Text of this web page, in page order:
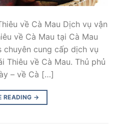
về Cà Mau Dịch vụ vận
về Cà Mau tại Cà Mau
cung cấp dịch vụ
Thiêu về Cà Mau. Thủ phủ
– về Cà […]
READING →